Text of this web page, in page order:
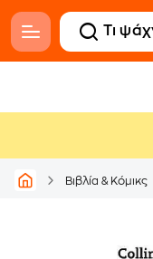
Βιβλία & Κόμικς